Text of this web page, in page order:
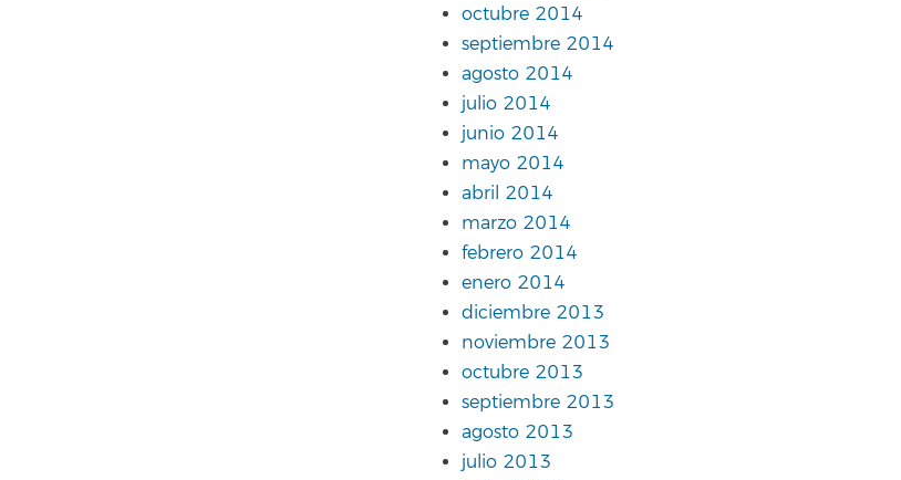
octubre 2014
septiembre 2014
agosto 2014
julio 2014
junio 2014
mayo 2014
abril 2014
marzo 2014
febrero 2014
enero 2014
diciembre 2013
noviembre 2013
octubre 2013
septiembre 2013
agosto 2013
julio 2013